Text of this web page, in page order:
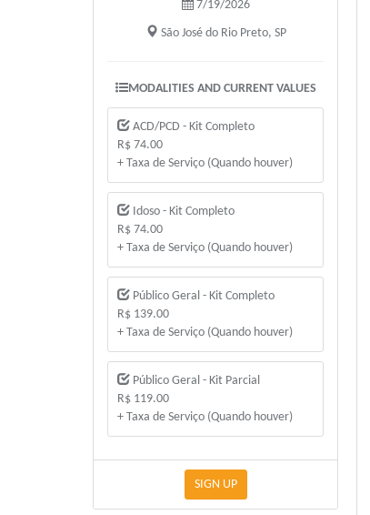
7/19/2026
São José do Rio Preto, SP
MODALITIES AND CURRENT VALUES
ACD/PCD - Kit Completo
R$ 74.00
+ Taxa de Serviço (Quando houver)
Idoso - Kit Completo
R$ 74.00
+ Taxa de Serviço (Quando houver)
Público Geral - Kit Completo
R$ 139.00
+ Taxa de Serviço (Quando houver)
Público Geral - Kit Parcial
R$ 119.00
+ Taxa de Serviço (Quando houver)
SIGN UP